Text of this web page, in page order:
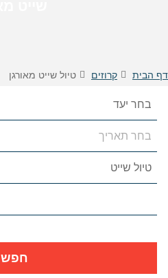
דף הבית קרוזים טיול שייט מאורגן
חפש